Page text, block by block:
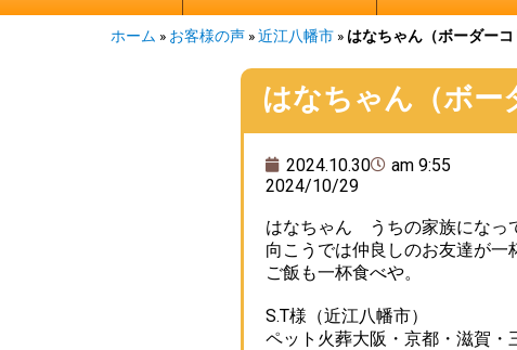
ホーム » お客様の声 »近江八幡市 » はなちゃん（ボーダーコ
はなちゃん（ボー
2024.10.30
am 9:55
2024/10/29
はなちゃん うちの家族になっ
向こうでは仲良しのお友達が一
ご飯も一杯食べや。
S.T様（近江八幡市）
ペット火葬大阪・京都・滋賀・